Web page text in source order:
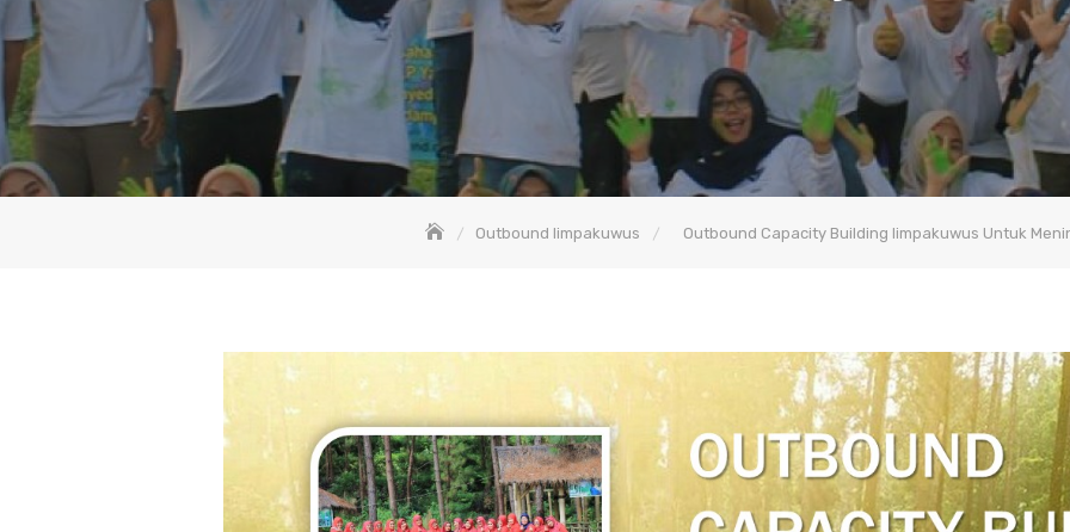
Outbound limpakuwus Outbound Capacity Building limpakuwus Untuk